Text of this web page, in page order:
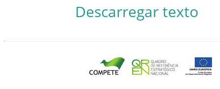
Descarregar texto